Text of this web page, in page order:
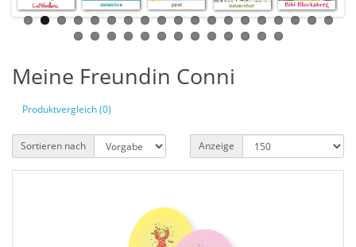
Meine Freundin Conni
Produktvergleich (0)
Sortieren nach Anzeige